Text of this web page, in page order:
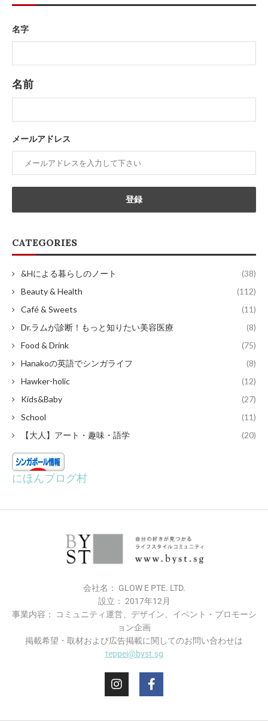
名字
名前
メールアドレス
CATEGORIES
&Hによる暮らしのノート
(38)
Beauty & Health
(112)
Café & Sweets
(11)
Dr.ラムが診断！もっと知りたい美容医療
(8)
Food & Drink
(75)
Hanakoの英語でシンガライフ
(8)
Hawker-holic
(12)
Kids&Baby
(27)
School
(11)
【大人】アート・趣味・語学
(20)
にほんブログ村
会社名： GLOW E PTE. LTD.
設立： 2017年12月
事業内容： コミュニティ運営、デザイン、イベント・プロモーシ
ョン企画
掲載希望・​取材および広告掲載に関してのお問い合わせは
teppei@byst.sg